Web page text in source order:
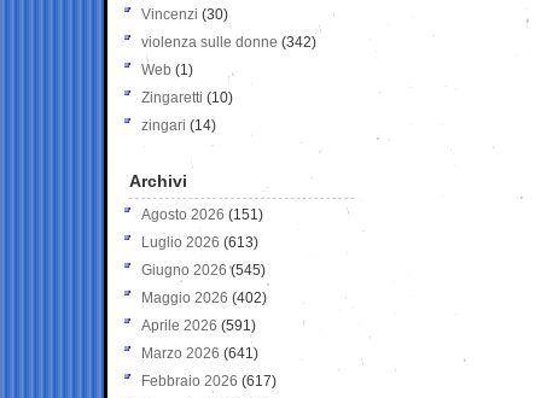
Vincenzi (30)
violenza sulle donne (342)
Web (1)
Zingaretti (10)
zingari (14)
Archivi
Agosto 2026 (151)
Luglio 2026 (613)
Giugno 2026 (545)
Maggio 2026 (402)
Aprile 2026 (591)
Marzo 2026 (641)
Febbraio 2026 (617)